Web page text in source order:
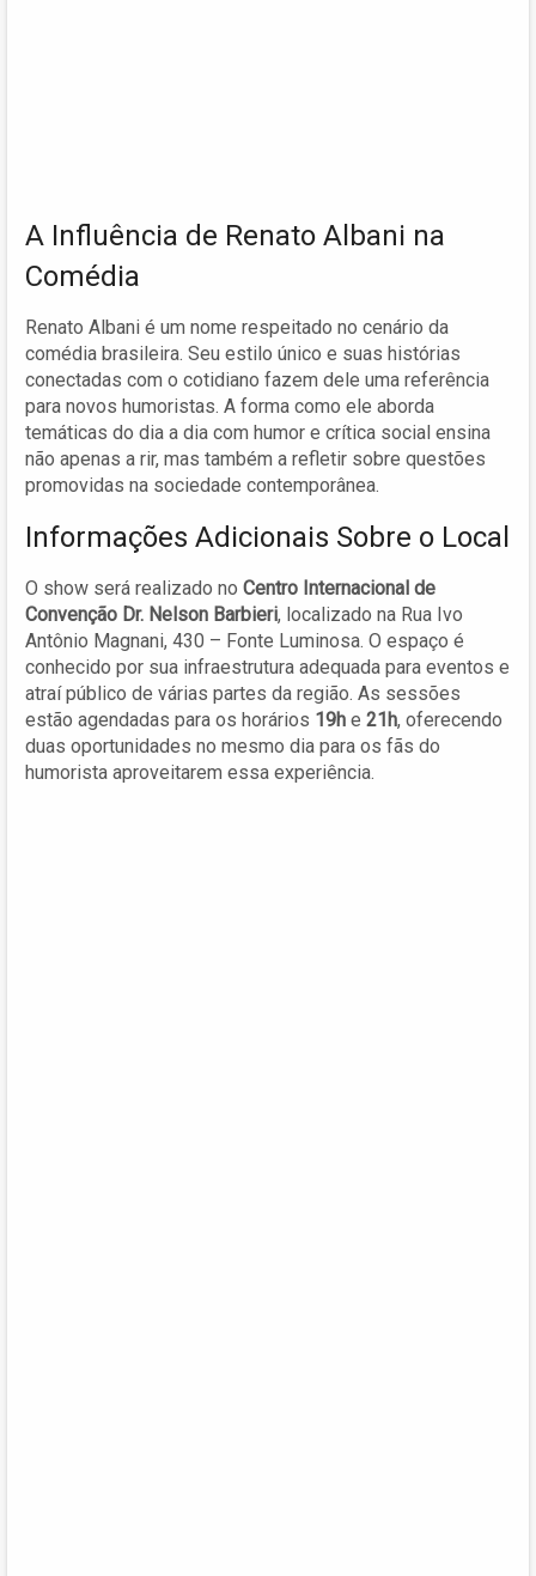
A Influência de Renato Albani na
Comédia
Renato Albani é um nome respeitado no cenário da
comédia brasileira. Seu estilo único e suas histórias
conectadas com o cotidiano fazem dele uma referência
para novos humoristas. A forma como ele aborda
temáticas do dia a dia com humor e crítica social ensina
não apenas a rir, mas também a refletir sobre questões
promovidas na sociedade contemporânea.
Informações Adicionais Sobre o Local
O show será realizado no Centro Internacional de
Convenção Dr. Nelson Barbieri, localizado na Rua Ivo
Antônio Magnani, 430 – Fonte Luminosa. O espaço é
conhecido por sua infraestrutura adequada para eventos e
atraí público de várias partes da região. As sessões
estão agendadas para os horários 19h e 21h, oferecendo
duas oportunidades no mesmo dia para os fãs do
humorista aproveitarem essa experiência.